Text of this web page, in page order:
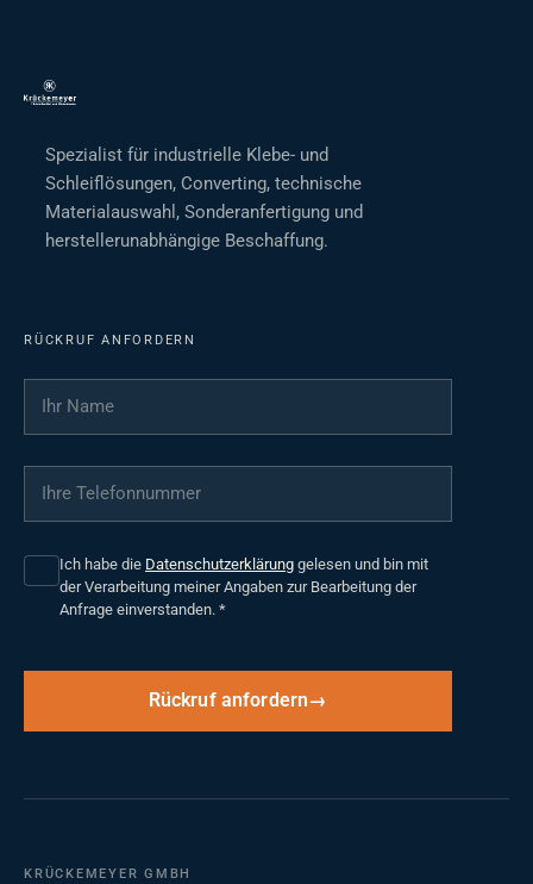
Spezialist für industrielle Klebe- und
Schleiflösungen, Converting, technische
Materialauswahl, Sonderanfertigung und
herstellerunabhängige Beschaffung.
RÜCKRUF ANFORDERN
Ihr Name
Ihre Telefonnummer
Ich habe die Datenschutzerklärung gelesen und bin mit
der Verarbeitung meiner Angaben zur Bearbeitung der
Anfrage einverstanden. *
Rückruf anfordern
KRÜCKEMEYER GMBH